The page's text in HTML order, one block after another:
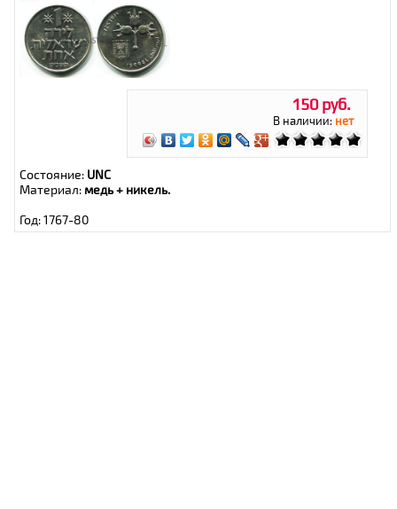
150 руб.
В наличии: нет
Состояние: UNC
Материал: медь + никель.
Год: 1767-80